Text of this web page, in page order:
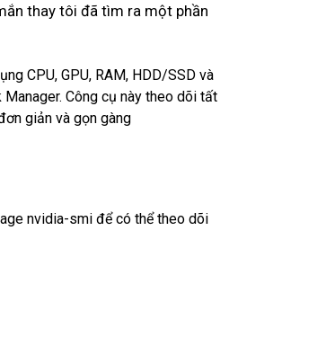
thay tôi đã tìm ra một phần
CPU, GPU, RAM, HDD/SSD và
Công cụ này theo dõi tất
giản và gọn gàng
nvidia-smi để có thể theo dõi